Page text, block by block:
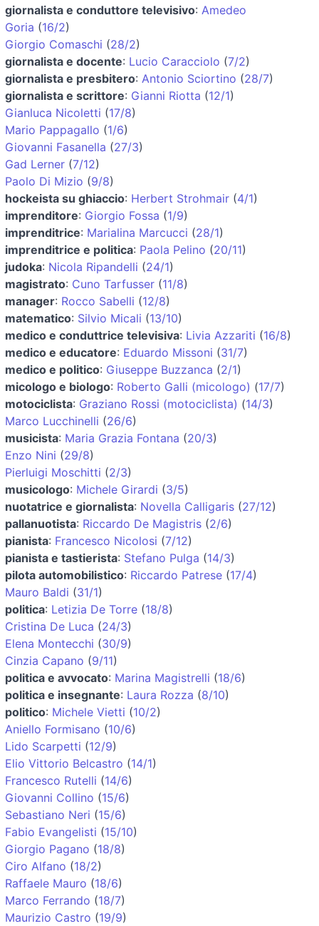
giornalista e conduttore televisivo: Amedeo
Goria (16/2)
Giorgio Comaschi (28/2)
giornalista e docente: Lucio Caracciolo (7/2)
giornalista e presbitero: Antonio Sciortino (28/7)
giornalista e scrittore: Gianni Riotta (12/1)
Gianluca Nicoletti (17/8)
Mario Pappagallo (1/6)
Giovanni Fasanella (27/3)
Gad Lerner (7/12)
Paolo Di Mizio (9/8)
hockeista su ghiaccio: Herbert Strohmair (4/1)
imprenditore: Giorgio Fossa (1/9)
imprenditrice: Marialina Marcucci (28/1)
imprenditrice e politica: Paola Pelino (20/11)
judoka: Nicola Ripandelli (24/1)
magistrato: Cuno Tarfusser (11/8)
manager: Rocco Sabelli (12/8)
matematico: Silvio Micali (13/10)
medico e conduttrice televisiva: Livia Azzariti (16/8)
medico e educatore: Eduardo Missoni (31/7)
medico e politico: Giuseppe Buzzanca (2/1)
micologo e biologo: Roberto Galli (micologo) (17/7)
motociclista: Graziano Rossi (motociclista) (14/3)
Marco Lucchinelli (26/6)
musicista: Maria Grazia Fontana (20/3)
Enzo Nini (29/8)
Pierluigi Moschitti (2/3)
musicologo: Michele Girardi (3/5)
nuotatrice e giornalista: Novella Calligaris (27/12)
pallanuotista: Riccardo De Magistris (2/6)
pianista: Francesco Nicolosi (7/12)
pianista e tastierista: Stefano Pulga (14/3)
pilota automobilistico: Riccardo Patrese (17/4)
Mauro Baldi (31/1)
politica: Letizia De Torre (18/8)
Cristina De Luca (24/3)
Elena Montecchi (30/9)
Cinzia Capano (9/11)
politica e avvocato: Marina Magistrelli (18/6)
politica e insegnante: Laura Rozza (8/10)
politico: Michele Vietti (10/2)
Aniello Formisano (10/6)
Lido Scarpetti (12/9)
Elio Vittorio Belcastro (14/1)
Francesco Rutelli (14/6)
Giovanni Collino (15/6)
Sebastiano Neri (15/6)
Fabio Evangelisti (15/10)
Giorgio Pagano (18/8)
Ciro Alfano (18/2)
Raffaele Mauro (18/6)
Marco Ferrando (18/7)
Maurizio Castro (19/9)